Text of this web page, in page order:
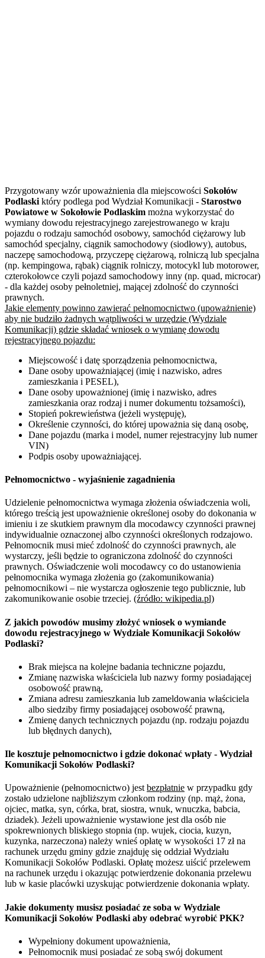
Przygotowany wzór upoważnienia dla miejscowości Sokołów
Podlaski który podlega pod Wydział Komunikacji - Starostwo
Powiatowe w Sokołowie Podlaskim można wykorzystać do
wymiany dowodu rejestracyjnego zarejestrowanego w kraju
pojazdu o rodzaju samochód osobowy, samochód ciężarowy lub
samochód specjalny, ciągnik samochodowy (siodłowy), autobus,
naczepę samochodową, przyczepę ciężarową, rolniczą lub specjalna
(np. kempingowa, rąbak) ciągnik rolniczy, motocykl lub motorower,
czterokołowce czyli pojazd samochodowy inny (np. quad, microcar)
- dla każdej osoby pełnoletniej, mającej zdolność do czynności
prawnych.
Jakie elementy powinno zawierać pełnomocnictwo (upoważnienie)
aby nie budziło żadnych wątpliwości w urzędzie (Wydziale
Komunikacji) gdzie składać wniosek o wymianę dowodu
rejestracyjnego pojazdu:
Miejscowość i datę sporządzenia pełnomocnictwa,
Dane osoby upoważniającej (imię i nazwisko, adres
zamieszkania i PESEL),
Dane osoby upoważnionej (imię i nazwisko, adres
zamieszkania oraz rodzaj i numer dokumentu tożsamości),
Stopień pokrewieństwa (jeżeli występuję),
Określenie czynności, do której upoważnia się daną osobę,
Dane pojazdu (marka i model, numer rejestracyjny lub numer
VIN)
Podpis osoby upoważniającej.
Pełnomocnictwo - wyjaśnienie zagadnienia
Udzielenie pełnomocnictwa wymaga złożenia oświadczenia woli,
którego treścią jest upoważnienie określonej osoby do dokonania w
imieniu i ze skutkiem prawnym dla mocodawcy czynności prawnej
indywidualnie oznaczonej albo czynności określonych rodzajowo.
Pełnomocnik musi mieć zdolność do czynności prawnych, ale
wystarczy, jeśli będzie to ograniczona zdolność do czynności
prawnych. Oświadczenie woli mocodawcy co do ustanowienia
pełnomocnika wymaga złożenia go (zakomunikowania)
pełnomocnikowi – nie wystarcza ogłoszenie tego publicznie, lub
zakomunikowanie osobie trzeciej. (źródło: wikipedia.pl)
Z jakich powodów musimy złożyć wniosek o wymiande
dowodu rejestracyjnego w Wydziale Komunikacji Sokołów
Podlaski?
Brak miejsca na kolejne badania techniczne pojazdu,
Zmianę nazwiska właściciela lub nazwy formy posiadającej
osobowość prawną,
Zmiana adresu zamieszkania lub zameldowania właściciela
albo siedziby firmy posiadającej osobowość prawną,
Zmienę danych technicznych pojazdu (np. rodzaju pojazdu
lub błędnych danych),
Ile kosztuje pełnomocnictwo i gdzie dokonać wpłaty - Wydział
Komunikacji Sokołów Podlaski?
Upoważnienie (pełnomocnictwo) jestbezpłatnie w przypadku gdy
zostało udzielone najbliższym członkom rodziny (np. mąż, żona,
ojciec, matka, syn, córka, brat, siostra, wnuk, wnuczka, babcia,
dziadek). Jeżeli upoważnienie wystawione jest dla osób nie
spokrewnionych bliskiego stopnia (np. wujek, ciocia, kuzyn,
kuzynka, narzeczona) należy wnieś opłatę w wysokości 17 zł na
rachunek urzędu gminy gdzie znajduję się oddział Wydziału
Komunikacji Sokołów Podlaski. Opłatę możesz uiścić przelewem
na rachunek urzędu i okazując potwierdzenie dokonania przelewu
lub w kasie placówki uzyskując potwierdzenie dokonania wpłaty.
Jakie dokumenty musisz posiadać ze soba w Wydziale
Komunikacji Sokołów Podlaski aby odebrać wyrobić PKK?
Wypełniony dokument upoważnienia,
Pełnomocnik musi posiadać ze sobą swój dokument